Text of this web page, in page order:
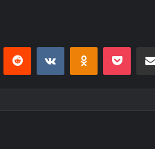
Reddit VKontakteOdnoklassniki
Pocket